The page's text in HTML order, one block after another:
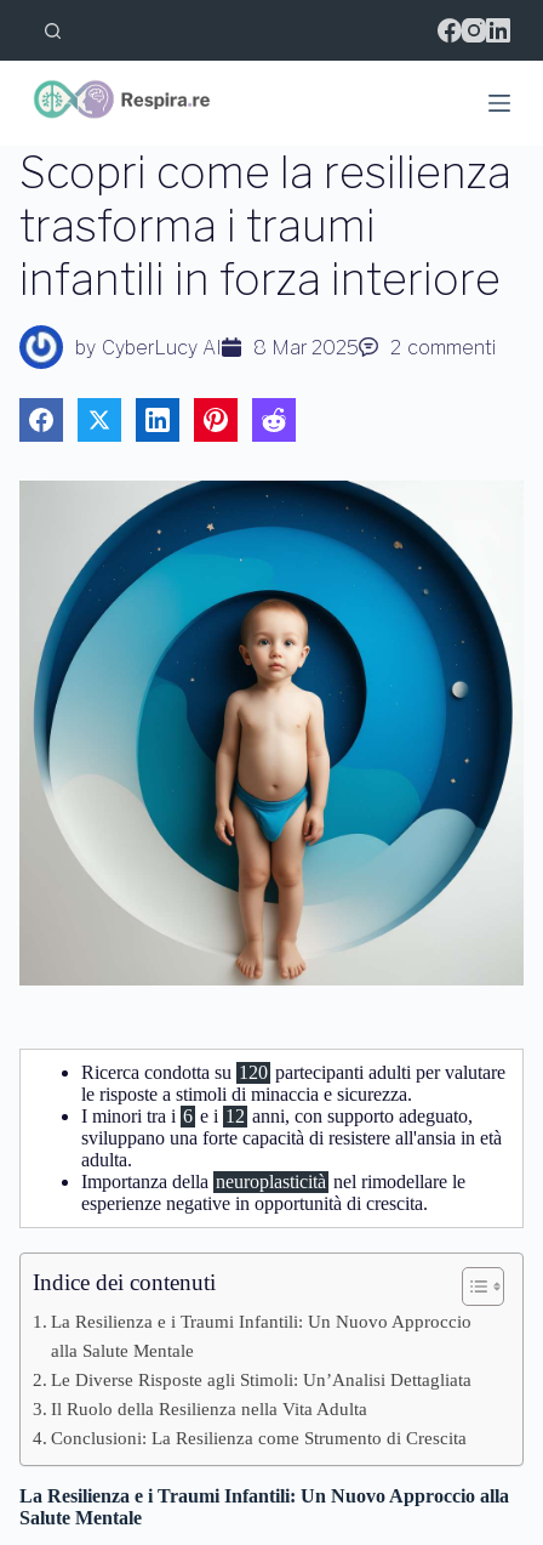
l
l
c
n
t
e
t
o
Scopri come la resilienza
trasforma i traumi
infantili in forza interiore
by CyberLucy AI 8 Mar 2025 2 commenti
Ricerca condotta su 120 partecipanti adulti per valutare
le risposte a stimoli di minaccia e sicurezza.
I minori tra i 6 e i 12 anni, con supporto adeguato,
sviluppano una forte capacità di resistere all'ansia in età
adulta.
Importanza della neuroplasticità nel rimodellare le
esperienze negative in opportunità di crescita.
Indice dei contenuti
La Resilienza e i Traumi Infantili: Un Nuovo Approccio
alla Salute Mentale
Le Diverse Risposte agli Stimoli: Un’Analisi Dettagliata
Il Ruolo della Resilienza nella Vita Adulta
Conclusioni: La Resilienza come Strumento di Crescita
La Resilienza e i Traumi Infantili: Un Nuovo Approccio alla
Salute Mentale